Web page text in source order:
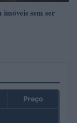
sem ser
Preço